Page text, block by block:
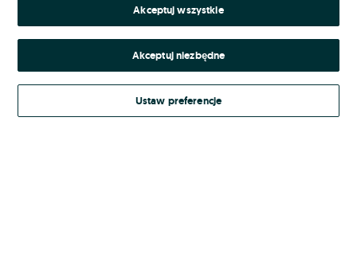
Kontynuując za pośrednictwem jednego z dostawców wskazanych powyżej,
Regulamin serwisu OLX.pl w jego aktualnym brzmieniu.
Akceptuj wszystkie
Akceptuj niezbędne
Ustaw preferencje